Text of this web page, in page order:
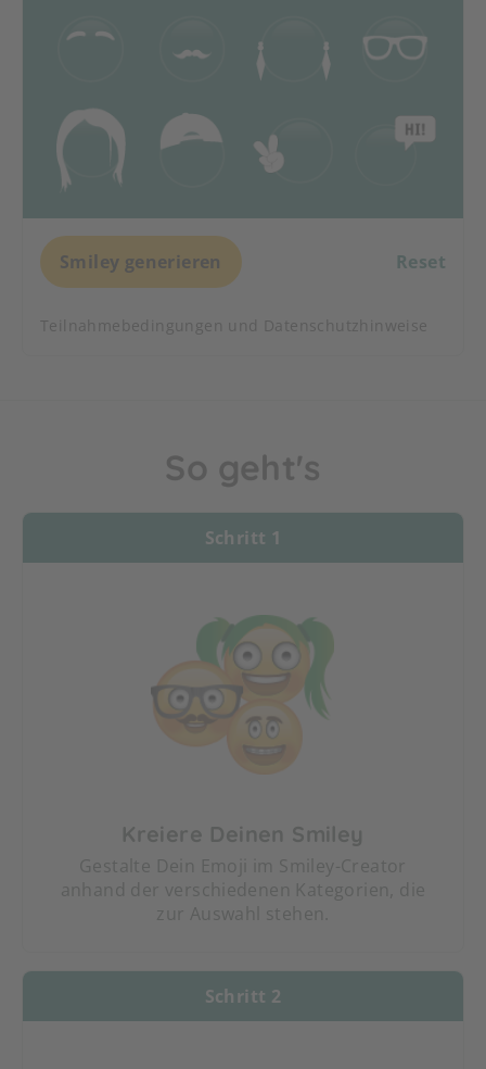
Smiley generieren Reset
Teilnahmebedingungen und Datenschutzhinweise
So geht's
Schritt 1
Kreiere Deinen Smiley
Gestalte Dein Emoji im Smiley-Creator
anhand der verschiedenen Kategorien, die
zur Auswahl stehen.
Schritt 2